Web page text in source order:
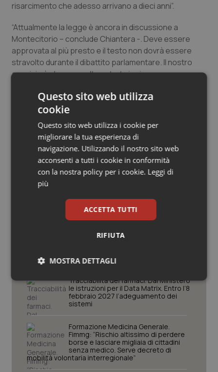
Salute orale & impianti
Sangue & coagulazione
Tiroide
Tumore ovarico
Tumori del Polmone & Testa Collo
Tumori gastrointestinali
Ulcera & Reflusso
risarcimento che adesso arrivano a dieci anni”.
“Attualmente la legge è ancora in discussione a
Montecitorio – conclude Chiantera -. Deve essere
approvata al più presto e il testo non dovrà essere
stravolto durante il dibattito parlamentare. Il nostro
auspicio è che, una volta entrata in vigore, possa
medico legale e risanare i rapporti tra medici, cittadini e
istituzioni”.
15 Gennaio 2015
© Riproduzione riservata
Potrebbe interessarti in
Tracciabilità dei farmaci. Dal Ministero
le istruzioni per il Data Matrix. Entro l’8
febbraio 2027 l’adeguamento dei
sistemi
Formazione Medicina Generale.
Fimmg: “Rischio altissimo di perdere
borse e lasciare migliaia di cittadini
senza medico. Serve decreto di
mobilità volontaria interregionale”
Questo sito web utilizza
cookie
Questo sito web utilizza i cookie per
migliorare la tua esperienza di
navigazione. Utilizzando il nostro sito web
acconsenti a tutti i cookie in conformità
con la nostra policy per i cookie. Leggi di
più
ACCETTA TUTTI
RIFIUTA
MOSTRA DETTAGLI
Necessari Statistici Marketing
Necessari Statistici Marketing
I cookie necessari contribuiscono a rendere fruibile il